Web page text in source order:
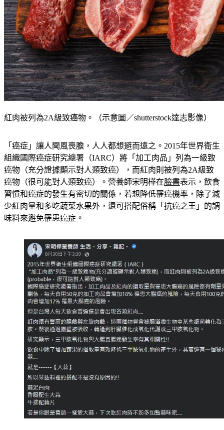
紅肉被列為2A級致癌物。（示意圖／shutterstock達志影像）
「癌症」讓人聞風喪膽，人人都想避而遠之。2015年世界衛生
組織國際癌症研究總署（IARC）將「加工肉品」列為一級致
癌物（充分證據顯示對人類致癌），而紅肉則被列為2A級致
癌物（很可能對人類致癌）。營養師宋明樺在臉書表示，飲食
習慣和癌症的發生有密切的關係，若想降低罹癌機率，除了減
少紅肉量和多吃蔬菜水果外，還可搭配俗稱「抗癌之王」的調
味料來避免罹患癌症。